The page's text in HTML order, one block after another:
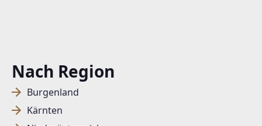
Nach Region
Burgenland
Kärnten